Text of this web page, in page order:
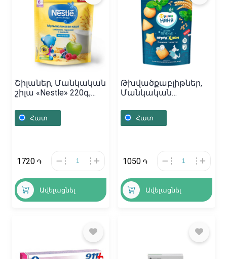
Շիլաներ, Մանկական
շիլա «Nestle» 220գ,
Հատ
1720 ֏
Ավելացնել
Թխվածքաբլիթներ,
Մանկական
«Фруто Няня» 120գ,
Ռուսաստան
Հատ
1050 ֏
Ավելացնել